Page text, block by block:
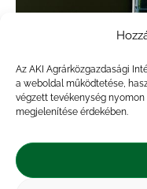
Az AKI Agrárközgazdasági
a weboldal működtetése,
végzett tevékenység
megjelenítése érdekében.
Kismértékben